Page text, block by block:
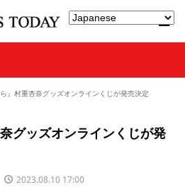
ら』村重杏奈グッズオンラインくじが発売決定
グッズオンラインくじが発
2023.08.10 17:00